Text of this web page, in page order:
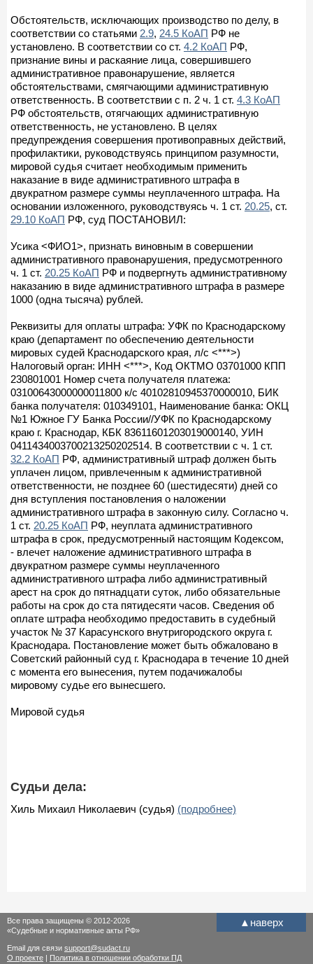
Обстоятельств, исключающих производство по делу, в
соответствии со статьями 2.9, 24.5 КоАП РФ не
установлено. В соответствии со ст. 4.2 КоАП РФ,
признание вины и раскаяние лица, совершившего
административное правонарушение, является
обстоятельствами, смягчающими административную
ответственность. В соответствии с п. 2 ч. 1 ст. 4.3 КоАП
РФ обстоятельств, отягчающих административную
ответственность, не установлено. В целях
предупреждения совершения противоправных действий,
профилактики, руководствуясь принципом разумности,
мировой судья считает необходимым применить
наказание в виде административного штрафа в
двукратном размере суммы неуплаченного штрафа. На
основании изложенного, руководствуясь ч. 1 ст. 20.25, ст.
29.10 КоАП РФ, суд ПОСТАНОВИЛ:
Усика <ФИО1>, признать виновным в совершении
административного правонарушения, предусмотренного
ч. 1 ст. 20.25 КоАП РФ и подвергнуть административному
наказанию в виде административного штрафа в размере
1000 (одна тысяча) рублей.
Реквизиты для оплаты штрафа: УФК по Краснодарскому
краю (департамент по обеспечению деятельности
мировых судей Краснодарского края, л/с <***>)
Налоговый орган: ИНН <***>, Код ОКТМО 03701000 КПП
230801001 Номер счета получателя платежа:
03100643000000011800 к/с 40102810945370000010, БИК
банка получателя: 010349101, Наименование банка: ОКЦ
№1 Южное ГУ Банка России//УФК по Краснодарскому
краю г. Краснодар, КБК 83611601203019000140, УИН
0411434003700213250202514. В соответствии с ч. 1 ст.
32.2 КоАП РФ, административный штраф должен быть
уплачен лицом, привлеченным к административной
ответственности, не позднее 60 (шестидесяти) дней со
дня вступления постановления о наложении
административного штрафа в законную силу. Согласно ч.
1 ст. 20.25 КоАП РФ, неуплата административного
штрафа в срок, предусмотренный настоящим Кодексом,
- влечет наложение административного штрафа в
двукратном размере суммы неуплаченного
административного штрафа либо административный
арест на срок до пятнадцати суток, либо обязательные
работы на срок до ста пятидесяти часов. Сведения об
оплате штрафа необходимо предоставить в судебный
участок № 37 Карасунского внутригородского округа г.
Краснодара. Постановление может быть обжаловано в
Советский районный суд г. Краснодара в течение 10 дней
с момента его вынесения, путем подачижалобы
мировому судье его вынесшего.
Мировой судья
Судьи дела:
Хиль Михаил Николаевич (судья) (подробнее)
▲ наверх
Все права защищены © 2012-2026
«Судебные и нормативные акты РФ»
Email для связи support@sudact.ru
О проекте | Политика в отношении обработки ПД